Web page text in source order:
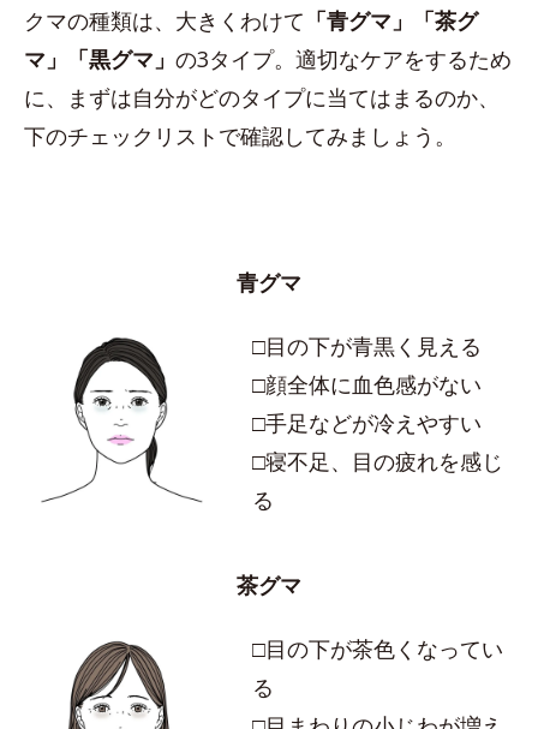
クマの種類は、大きくわけて 「青グマ」「茶グ
マ」「黒グマ」 の3タイプ。適切なケアをするため
に、まずは自分がどのタイプに当てはまるのか、
下のチェックリストで確認してみましょう。
青グマ
□目の下が青黒く見える
□顔全体に血色感がない
□手足などが冷えやすい
□寝不足、目の疲れを感じ
る
茶グマ
□目の下が茶色くなってい
る